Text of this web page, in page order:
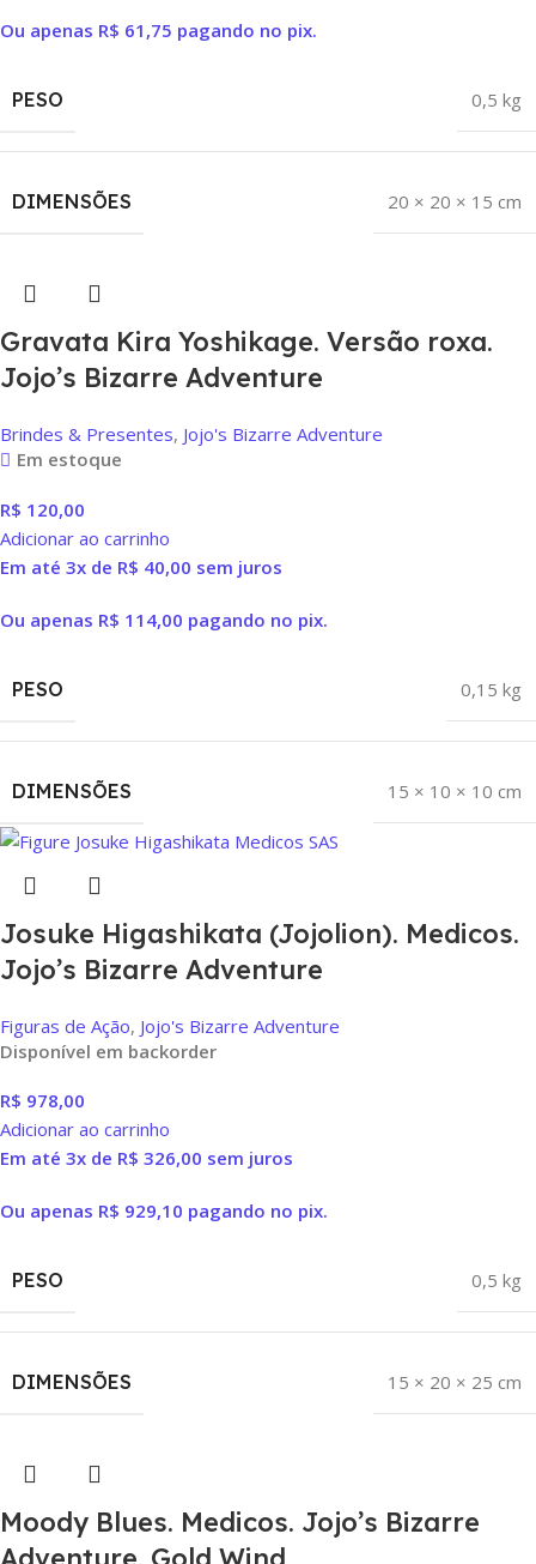
Ou apenas R$ 61,75 pagando no pix.
PESO 0,5 kg
DIMENSÕES 20 × 20 × 15 cm
Gravata Kira Yoshikage. Versão roxa.
Jojo’s Bizarre Adventure
Brindes & Presentes, Jojo's Bizarre Adventure
Em estoque
R$ 120,00
Adicionar ao carrinho
Em até 3x de R$ 40,00 sem juros
Ou apenas R$ 114,00 pagando no pix.
PESO 0,15 kg
DIMENSÕES 15 × 10 × 10 cm
Josuke Higashikata (Jojolion). Medicos.
Jojo’s Bizarre Adventure
Figuras de Ação, Jojo's Bizarre Adventure
Disponível em backorder
R$ 978,00
Adicionar ao carrinho
Em até 3x de R$ 326,00 sem juros
Ou apenas R$ 929,10 pagando no pix.
PESO 0,5 kg
DIMENSÕES 15 × 20 × 25 cm
Moody Blues. Medicos. Jojo’s Bizarre